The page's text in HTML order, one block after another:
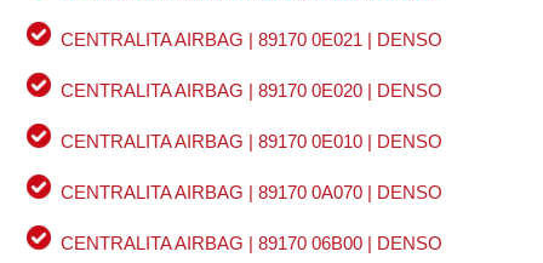
CENTRALITA AIRBAG | 89170 0E021 | DENSO
CENTRALITA AIRBAG | 89170 0E020 | DENSO
CENTRALITA AIRBAG | 89170 0E010 | DENSO
CENTRALITA AIRBAG | 89170 0A070 | DENSO
CENTRALITA AIRBAG | 89170 06B00 | DENSO